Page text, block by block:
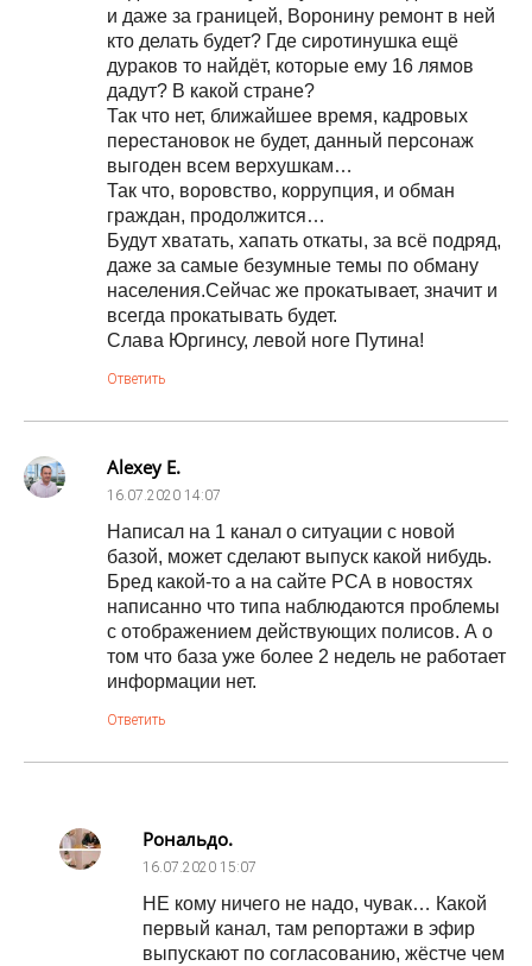
и даже за границей, Воронину ремонт в ней
кто делать будет? Где сиротинушка ещё
дураков то найдёт, которые ему 16 лямов
дадут? В какой стране?
Так что нет, ближайшее время, кадровых
перестановок не будет, данный персонаж
выгоден всем верхушкам…
Так что, воровство, коррупция, и обман
граждан, продолжится…
Будут хватать, хапать откаты, за всё подряд,
даже за самые безумные темы по обману
населения.Сейчас же прокатывает, значит и
всегда прокатывать будет.
Слава Юргинсу, левой ноге Путина!
Ответить
Alexey E.
16.07.2020 14:07
Написал на 1 канал о ситуации с новой
базой, может сделают выпуск какой нибудь.
Бред какой-то а на сайте РСА в новостях
написанно что типа наблюдаются проблемы
с отображением действующих полисов. А о
том что база уже более 2 недель не работает
информации нет.
Ответить
Рональдо.
16.07.2020 15:07
НЕ кому ничего не надо, чувак… Какой
первый канал, там репортажи в эфир
выпускают по согласованию, жёстче чем